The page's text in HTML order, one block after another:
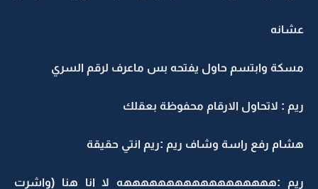
عشانه
مسكة وابتسم حاول يفتحه بس ماعرف لرقم السري
ريم : لاتحاول الارقام محفوظة بعقلك
هشام رفع راسة وشاف ريم :ريم انتي حقيقة
ريم :ههههههههههههههههههه لا انا هنا (واشرت